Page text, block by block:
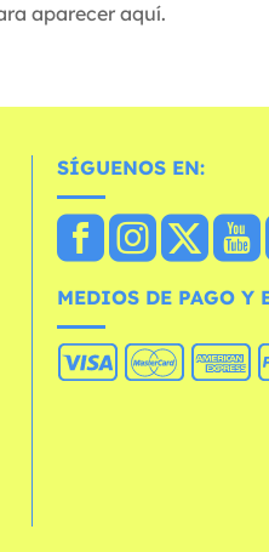
aparecer aquí.
SÍGUENOS EN:
MEDIOS DE PAGO Y